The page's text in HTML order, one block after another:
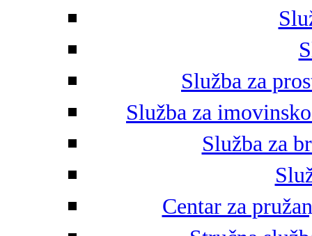
Služba za
Služba za
Služba za
Centar za